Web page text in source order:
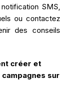
SMS,
ou contactez
des conseils
créer et
sur